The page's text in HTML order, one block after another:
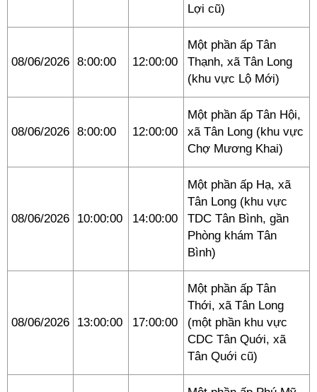
Lợi cũ)
08/06/2026 8:00:00 12:00:00
Một phần ấp Tân
Thạnh, xã Tân Long
(khu vực Lộ Mới)
08/06/2026 8:00:00 12:00:00
Một phần ấp Tân Hội,
xã Tân Long (khu vực
Chợ Mương Khai)
08/06/2026 10:00:00 14:00:00
Một phần ấp Hạ, xã
Tân Long (khu vực
TDC Tân Bình, gần
Phòng khám Tân
Bình)
08/06/2026 13:00:00 17:00:00
Một phần ấp Tân
Thới, xã Tân Long
(một phần khu vực
CDC Tân Quới, xã
Tân Quới cũ)